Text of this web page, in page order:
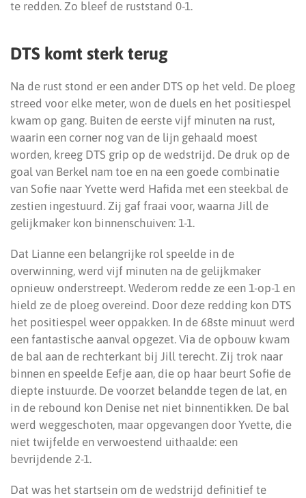
te redden. Zo bleef de ruststand 0-1.
DTS komt sterk terug
Na de rust stond er een ander DTS op het veld. De ploeg
streed voor elke meter, won de duels en het positiespel
kwam op gang. Buiten de eerste vijf minuten na rust,
waarin een corner nog van de lijn gehaald moest
worden, kreeg DTS grip op de wedstrijd. De druk op de
goal van Berkel nam toe en na een goede combinatie
van Sofie naar Yvette werd Hafida met een steekbal de
zestien ingestuurd. Zij gaf fraai voor, waarna Jill de
gelijkmaker kon binnenschuiven: 1-1.
Dat Lianne een belangrijke rol speelde in de
overwinning, werd vijf minuten na de gelijkmaker
opnieuw onderstreept. Wederom redde ze een 1-op-1 en
hield ze de ploeg overeind. Door deze redding kon DTS
het positiespel weer oppakken. In de 68ste minuut werd
een fantastische aanval opgezet. Via de opbouw kwam
de bal aan de rechterkant bij Jill terecht. Zij trok naar
binnen en speelde Eefje aan, die op haar beurt Sofie de
diepte instuurde. De voorzet belandde tegen de lat, en
in de rebound kon Denise net niet binnentikken. De bal
werd weggeschoten, maar opgevangen door Yvette, die
niet twijfelde en verwoestend uithaalde: een
bevrijdende 2-1.
Dat was het startsein om de wedstrijd definitief te